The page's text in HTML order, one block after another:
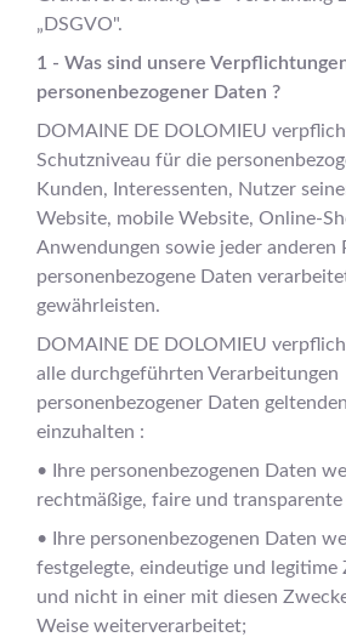
„DSGVO".
1 - Was sind unsere
personenbezogener Daten ?
DOMAINE DE DOLOMIEU
Schutzniveau für die
Kunden, Interessenten, Nutzer
Website, mobile Website, Online-
Anwendungen sowie jeder anderen
personenbezogene Daten
gewährleisten.
DOMAINE DE DOLOMIEU
alle durchgeführten Verarbeitungen
personenbezogener Daten
einzuhalten :
• Ihre personenbezogenen Daten
rechtmäßige, faire und
• Ihre personenbezogenen Daten
festgelegte, eindeutige und legitime
und nicht in einer mit diesen
Weise weiterverarbeitet;